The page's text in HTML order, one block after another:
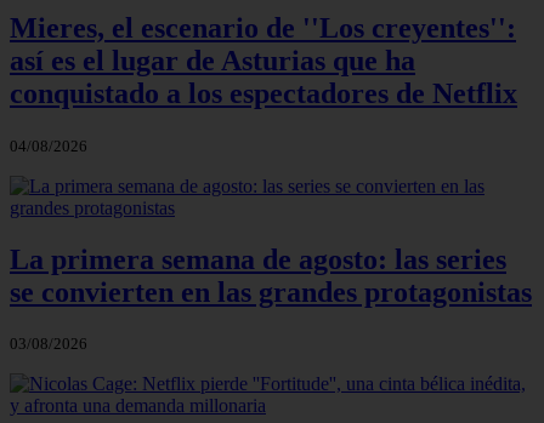
Mieres, el escenario de ''Los creyentes'':
así es el lugar de Asturias que ha
conquistado a los espectadores de Netflix
04/08/2026
La primera semana de agosto: las series
se convierten en las grandes protagonistas
03/08/2026